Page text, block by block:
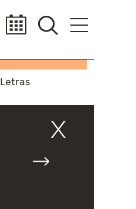
Letras